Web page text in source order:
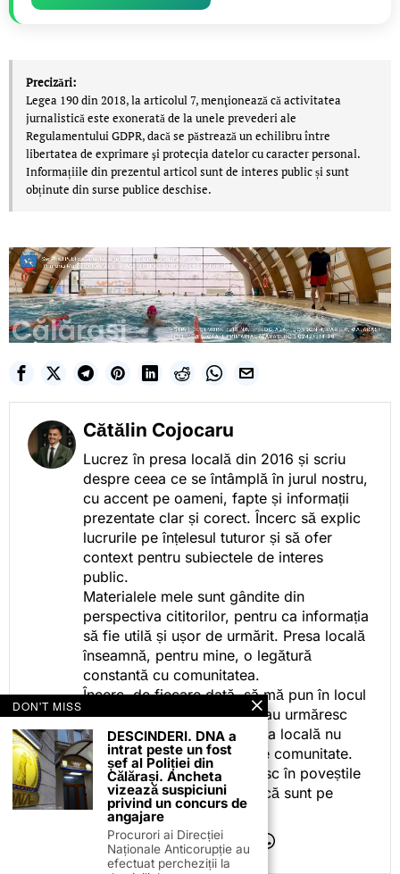
Precizări:
Legea 190 din 2018, la articolul 7, menţionează că activitatea
jurnalistică este exonerată de la unele prevederi ale
Regulamentului GDPR, dacă se păstrează un echilibru între
libertatea de exprimare şi protecţia datelor cu caracter personal.
Informațiile din prezentul articol sunt de interes public și sunt
obținute din surse publice deschise.
Cătălin Cojocaru
Lucrez în presa locală din 2016 și scriu
despre ceea ce se întâmplă în jurul nostru,
cu accent pe oameni, fapte și informații
prezentate clar și corect. Încerc să explic
lucrurile pe înțelesul tuturor și să ofer
context pentru subiectele de interes
public.
Materialele mele sunt gândite din
perspectiva cititorilor, pentru ca informația
să fie utilă și ușor de urmărit. Presa locală
înseamnă, pentru mine, o legătură
constantă cu comunitatea.
Încerc, de fiecare dată, să mă pun în locul
celor care citesc, privesc sau urmăresc
ceea ce fac. Pentru că presa locală nu
este despre mine, ci despre comunitate.
Iar dacă oamenii se regăsesc în poveștile
pe care le spun, înseamnă că sunt pe
drumul bun.
DON'T MISS
DESCINDERI. DNA a
intrat peste un fost
șef al Poliției din
Călărași. Ancheta
vizează suspiciuni
privind un concurs de
angajare
Procurori ai Direcției
Naționale Anticorupție au
efectuat percheziții la